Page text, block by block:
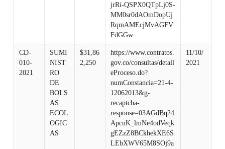
jrRi-QSPX0QTpLj0S-
MM0sr0dAOmDopUj
RqmAMEcjMvAGFV
FdGGw
CD-
010-
2021
SUMI
NIST
RO
DE
BOLS
AS
ECOL
OGIC
AS
$31,86
2,250
https://www.contratos.
gov.co/consultas/detall
eProceso.do?
numConstancia=21-4-
12062013&g-
recaptcha-
response=03AGdBq24
ApcuK_lmNe4odVeqk
gEZzZ8BCkhekXE6S
LEbXWV65M8SOj9a
11/10/
2021